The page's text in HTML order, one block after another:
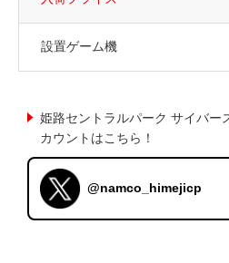
設置ゲーム機
姫路セントラルパーク サイバー
カウントはこちら！
@namco_himejicp